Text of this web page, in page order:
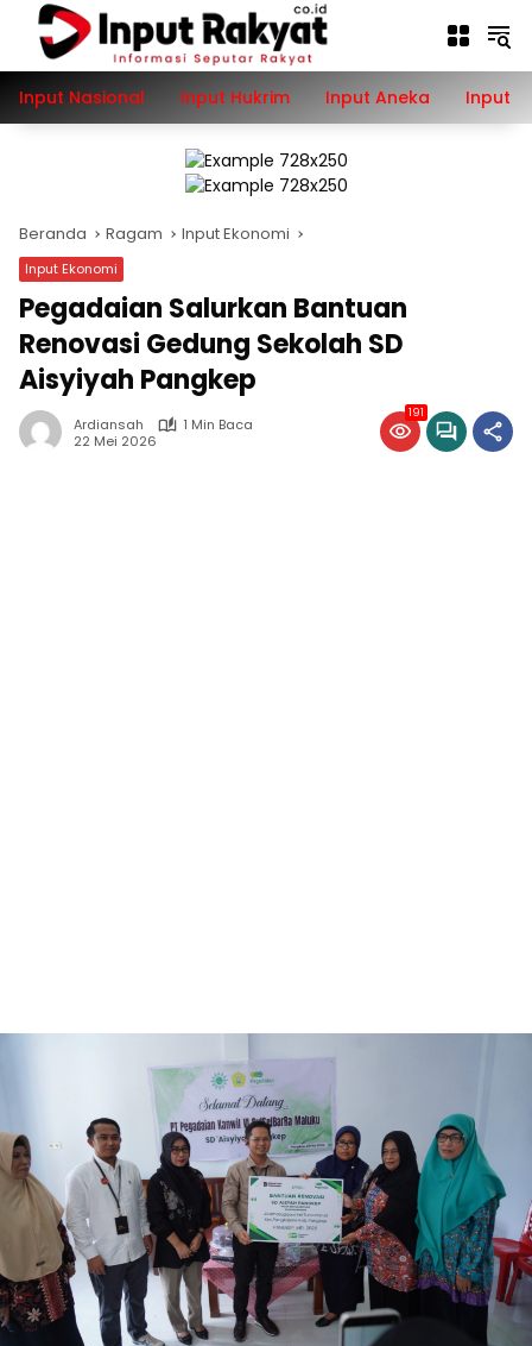
Langsung
konten
Input Nasional
Input Hukrim Input Aneka Input
Beranda Ragam Input Ekonomi
Input Ekonomi
Pegadaian Salurkan Bantuan
Renovasi Gedung Sekolah SD
Aisyiyah Pangkep
Ardiansah
1 Min Baca
22 Mei 2026
191